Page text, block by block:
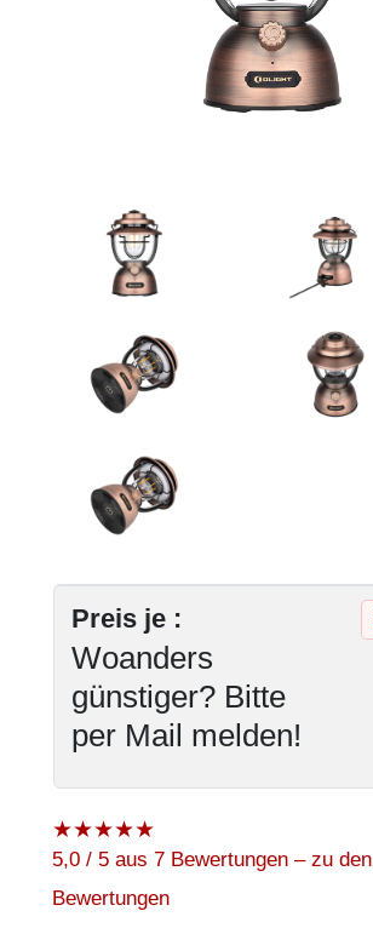
Preis je :
Woanders
günstiger? Bitte
per Mail melden!
★★★★★
5,0 / 5 aus 7 Bewertungen – zu den
Bewertungen